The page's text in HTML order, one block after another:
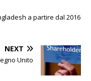
a partire dal 2016
NEXT
Unito